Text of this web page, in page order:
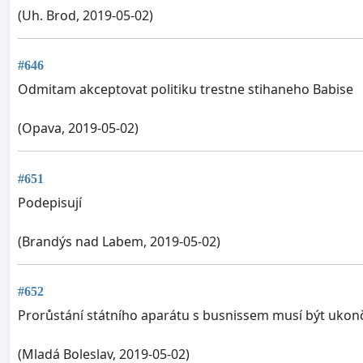
(Uh. Brod, 2019-05-02)
#646
Odmitam akceptovat politiku trestne stihaneho Babise
(Opava, 2019-05-02)
#651
Podepisují
(Brandýs nad Labem, 2019-05-02)
#652
Prorůstání státního aparátu s busnissem musí být
(Mladá Boleslav, 2019-05-02)